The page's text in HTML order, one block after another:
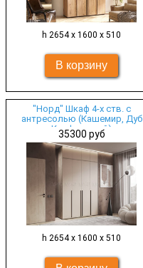
h 2654 х 1600 х 510
"Норд" Шкаф 4-х ств. с
антресолью (Кашемир, Дуб
Крафт серый)
35300 руб
h 2654 х 1600 х 510